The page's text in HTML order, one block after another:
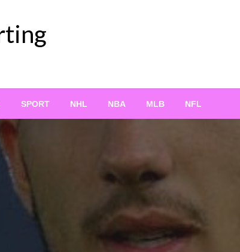
SPORT NHL NBA MLB NFL